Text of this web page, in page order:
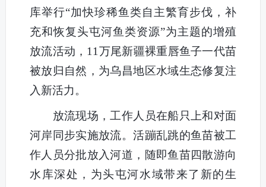
库举行“加快珍稀鱼类自主繁育步伐，补
充和恢复头屯河鱼类资源”为主题的增殖
放流活动，11万尾新疆裸重唇鱼子一代苗
被放归自然，为乌昌地区水域生态修复注
入新活力。
放流现场，工作人员在船只上和对面
河岸同步实施放流。活蹦乱跳的鱼苗被工
作人员分批放入河道，随即鱼苗四散游向
水库深处，为头屯河水域带来了新的生